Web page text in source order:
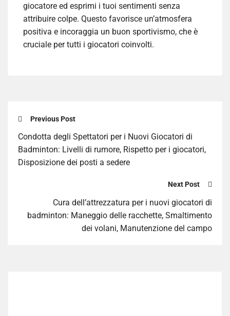
giocatore ed esprimi i tuoi sentimenti senza
attribuire colpe. Questo favorisce un’atmosfera
positiva e incoraggia un buon sportivismo, che è
cruciale per tutti i giocatori coinvolti.
Previous Post
Condotta degli Spettatori per i Nuovi Giocatori di
Badminton: Livelli di rumore, Rispetto per i giocatori,
Disposizione dei posti a sedere
Next Post
Cura dell’attrezzatura per i nuovi giocatori di
badminton: Maneggio delle racchette, Smaltimento
dei volani, Manutenzione del campo